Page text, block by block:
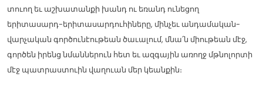
տուող եւ աշխատանքի խանդ ու եռանդ ունեցող
երիտասարդ-երիտասարդուհիները, մինչեւ անդամական-
վարչական գործունէութեան ծաւալում, մնա՛ն միութեան մէջ,
գործեն իրենց նմաններուն հետ եւ ազգային առողջ մթնոլորտի
մէջ պատրաստուին վաղուան մեր կեանքին։